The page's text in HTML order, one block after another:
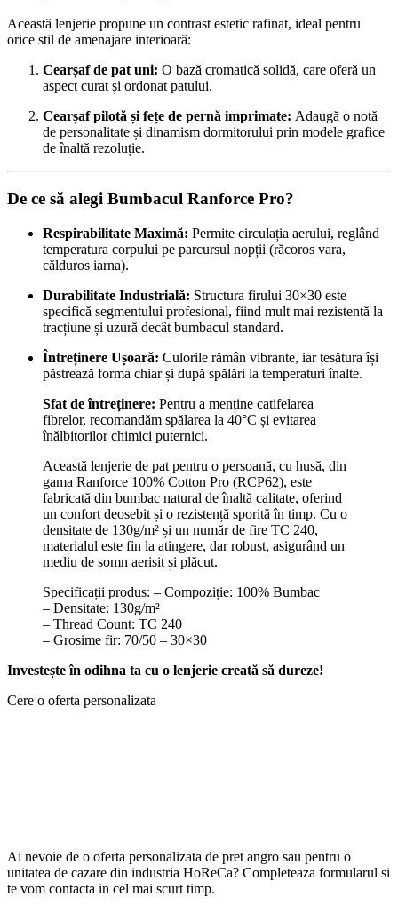
Această lenjerie propune un contrast estetic rafinat, ideal pentru
orice stil de amenajare interioară:
Cearșaf de pat uni: O bază cromatică solidă, care oferă un
aspect curat și ordonat patului.
Cearșaf pilotă și fețe de pernă imprimate: Adaugă o notă
de personalitate și dinamism dormitorului prin modele grafice
de înaltă rezoluție.
De ce să alegi Bumbacul Ranforce Pro?
Respirabilitate Maximă: Permite circulația aerului, reglând
temperatura corpului pe parcursul nopții (răcoros vara,
călduros iarna).
Durabilitate Industrială: Structura firului 30×30 este
specifică segmentului profesional, fiind mult mai rezistentă la
tracțiune și uzură decât bumbacul standard.
Întreținere Ușoară: Culorile rămân vibrante, iar țesătura își
păstrează forma chiar și după spălări la temperaturi înalte.
Sfat de întreținere: Pentru a menține catifelarea
fibrelor, recomandăm spălarea la 40°C și evitarea
înălbitorilor chimici puternici.
Această lenjerie de pat pentru o persoană, cu husă, din
gama Ranforce 100% Cotton Pro (RCP62), este
fabricată din bumbac natural de înaltă calitate, oferind
un confort deosebit și o rezistență sporită în timp. Cu o
densitate de 130g/m² și un număr de fire TC 240,
materialul este fin la atingere, dar robust, asigurând un
mediu de somn aerisit și plăcut.
Specificații produs: – Compoziție: 100% Bumbac
– Densitate: 130g/m²
– Thread Count: TC 240
– Grosime fir: 70/50 – 30×30
Investește în odihna ta cu o lenjerie creată să dureze!
Cere o oferta personalizata
Ai nevoie de o oferta personalizata de pret angro sau pentru o
unitatea de cazare din industria HoReCa? Completeaza formularul si
te vom contacta in cel mai scurt timp.